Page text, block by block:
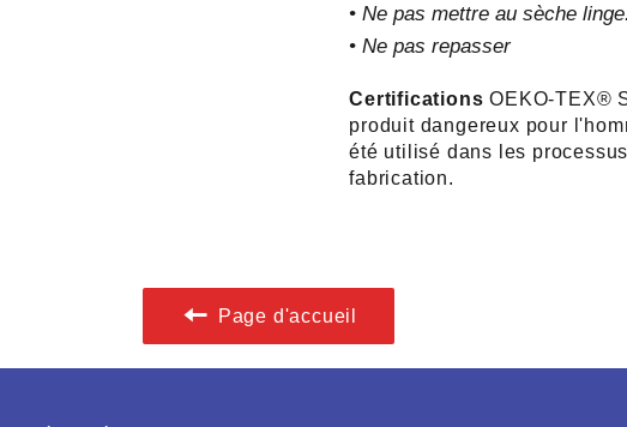
• Ne pas mettre au sèche linge.
• Ne pas repasser
CertificationsOEKO-TEX®
produit dangereux pour
été utilisé dans les
fabrication.
Page d'accueil